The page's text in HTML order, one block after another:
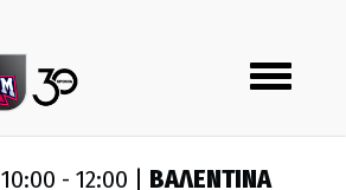
Toggle
navigation
10:00 - 12:00 | ΒΑΛΕΝΤΙΝΑ